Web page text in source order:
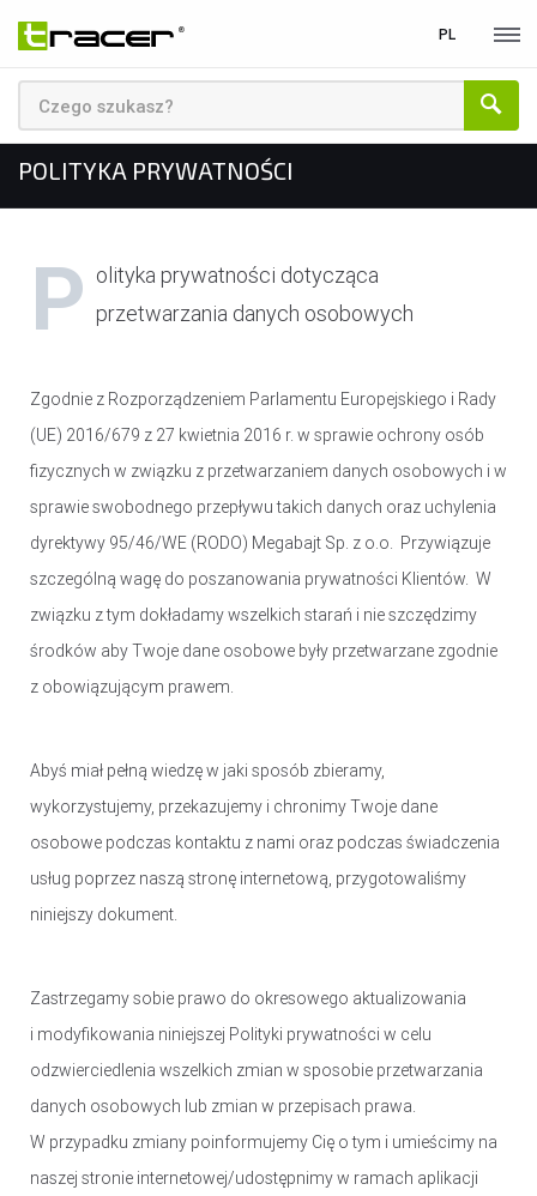
MARKA
WSZYSTKIE PRODUKTY
O Marce
Sklep B2B
MYSZY I KLAWIATURY
MYSZY
ZESTAWY
PODKŁADKI POD MYSZ
SŁUCHAWKI
MIKROFONY
RADIA
KONTROLERY I AKCESORIA DO GIER
KIEROWNICE
GAMEPADY
TORBY I PLECAKI
STACJE CHŁODZĄCE
ZASILACZE
KAMERY
KAMERY INSPEKCYJNE
AKCESORIA DO KAMER
KAMERY DO MONITORINGU
KAMERY SPORTOWE OUTDOOROWE
APARATY
PL
STRONA GŁÓWNA
POLITYKA PRYWATNOŚCI
P olityka prywatności dotycząca
przetwarzania danych osobowych
Zgodnie z Rozporządzeniem Parlamentu Europejskiego i Rady
(UE) 2016/679 z 27 kwietnia 2016 r. w sprawie ochrony osób
fizycznych w związku z przetwarzaniem danych osobowych i w
sprawie swobodnego przepływu takich danych oraz uchylenia
dyrektywy 95/46/WE (RODO) Megabajt Sp. z o.o. Przywiązuje
szczególną wagę do poszanowania prywatności Klientów. W
związku z tym dokładamy wszelkich starań i nie szczędzimy
środków aby Twoje dane osobowe były przetwarzane zgodnie
z obowiązującym prawem.
Abyś miał pełną wiedzę w jaki sposób zbieramy,
wykorzystujemy, przekazujemy i chronimy Twoje dane
osobowe podczas kontaktu z nami oraz podczas świadczenia
usług poprzez naszą stronę internetową, przygotowaliśmy
niniejszy dokument.
Zastrzegamy sobie prawo do okresowego aktualizowania
i modyfikowania niniejszej Polityki prywatności w celu
odzwierciedlenia wszelkich zmian w sposobie przetwarzania
danych osobowych lub zmian w przepisach prawa.
W przypadku zmiany poinformujemy Cię o tym i umieścimy na
naszej stronie internetowej/udostępnimy w ramach aplikacji